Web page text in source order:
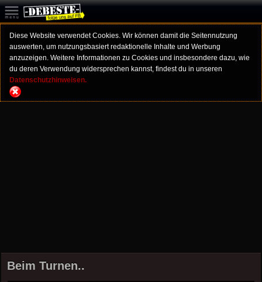
Diese Website verwendet Cookies. Wir können damit die Seitennutzung
auswerten, um nutzungsbasiert redaktionelle Inhalte und Werbung
anzuzeigen. Weitere Informationen zu Cookies und insbesondere dazu, wie
du deren Verwendung widersprechen kannst, findest du in unseren
Datenschutzhinweisen.
Beim Turnen..